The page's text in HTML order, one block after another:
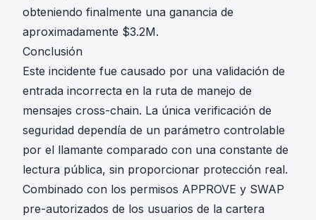
obteniendo finalmente una ganancia de
aproximadamente $3.2M.
Conclusión
Este incidente fue causado por una validación de
entrada incorrecta en la ruta de manejo de
mensajes cross-chain. La única verificación de
seguridad dependía de un parámetro controlable
por el llamante comparado con una constante de
lectura pública, sin proporcionar protección real.
Combinado con los permisos APPROVE y SWAP
pre-autorizados de los usuarios de la cartera